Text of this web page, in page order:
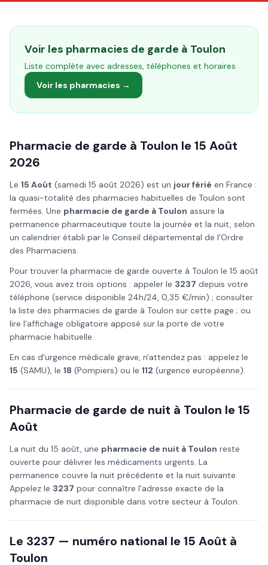
Voir les pharmacies de garde à Toulon
Liste complète avec adresses, téléphones et horaires
Voir les pharmacies →
Pharmacie de garde à Toulon le 15 Août
2026
Le 15 Août (samedi 15 août 2026) est un jour férié en France :
la quasi-totalité des pharmacies habituelles de Toulon sont
fermées. Une pharmacie de garde à Toulon assure la
permanence pharmaceutique toute la journée et la nuit, selon
un calendrier établi par le Conseil départemental de l'Ordre
des Pharmaciens.
Pour trouver la pharmacie de garde ouverte à Toulon le 15 août
2026, vous avez trois options : appeler le 3237 depuis votre
téléphone (service disponible 24h/24, 0,35 €/min) ; consulter
la liste des pharmacies de garde à Toulon sur cette page ; ou
lire l'affichage obligatoire apposé sur la porte de votre
pharmacie habituelle.
En cas d'urgence médicale grave, n'attendez pas : appelez le
15 (SAMU), le 18 (Pompiers) ou le 112 (urgence européenne).
Pharmacie de garde de nuit à Toulon le 15
Août
La nuit du 15 août, une pharmacie de nuit à Toulon reste
ouverte pour délivrer les médicaments urgents. La
permanence couvre la nuit précédente et la nuit suivante.
Appelez le 3237 pour connaître l'adresse exacte de la
pharmacie de nuit disponible dans votre secteur à Toulon.
Le 3237 — numéro national le 15 Août à
Toulon